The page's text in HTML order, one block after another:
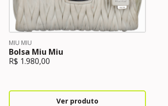
MIU MIU
Bolsa Miu Miu
R$ 1.980,00
Ver produto